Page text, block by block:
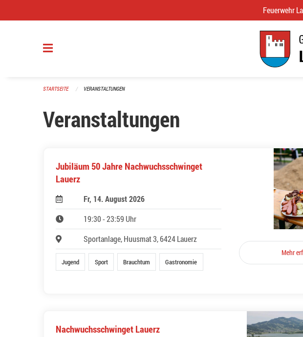
Feuerwehr
STARTSEITE VERANSTALTUNGEN
Veranstaltungen
Jubiläum 50 Jahre Nachwuchsschwinget
Lauerz
Fr, 14. August 2026
19:30 - 23:59 Uhr
Sportanlage, Huusmat 3, 6424 Lauerz
Jugend Sport Brauchtum Gastronomie
Mehr
Nachwuchsschwinget Lauerz